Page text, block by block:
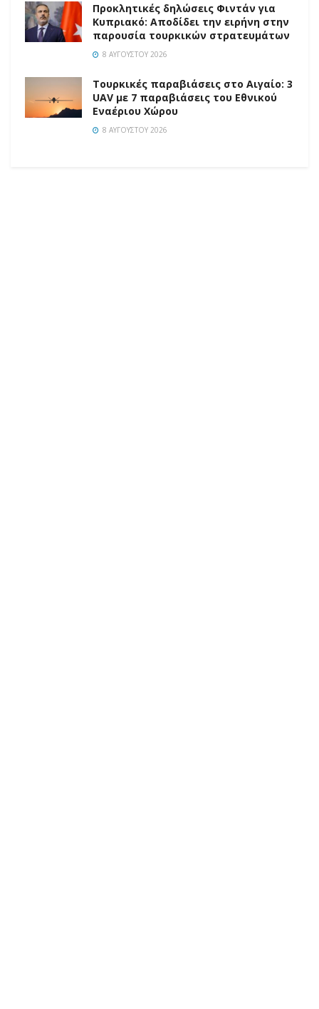
Προκλητικές δηλώσεις Φιντάν για
Κυπριακό: Αποδίδει την ειρήνη στην
παρουσία τουρκικών στρατευμάτων
8 ΑΥΓΟΎΣΤΟΥ 2026
Τουρκικές παραβιάσεις στο Αιγαίο: 3
UAV με 7 παραβιάσεις του Εθνικού
Εναέριου Χώρου
8 ΑΥΓΟΎΣΤΟΥ 2026